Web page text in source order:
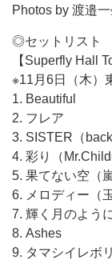
Photos by 渡邉
◎セットリスト
【Superfly Hall
※11月6日（木）
1. Beautiful
2. フレア
3. SISTER（back
4. 彩り（
5. 果てない空（嵐
6. メロディー（
7. 輝く月のよう
8. Ashes
9. タマシイレボ